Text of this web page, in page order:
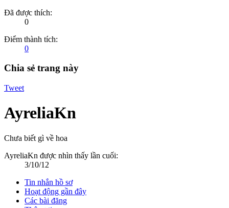
Đã được thích:
0
Điểm thành tích:
0
Chia sẻ trang này
Tweet
AyreliaKn
Chưa biết gì về hoa
AyreliaKn được nhìn thấy lần cuối:
3/10/12
Tin nhắn hồ sơ
Hoạt động gần đây
Các bài đăng